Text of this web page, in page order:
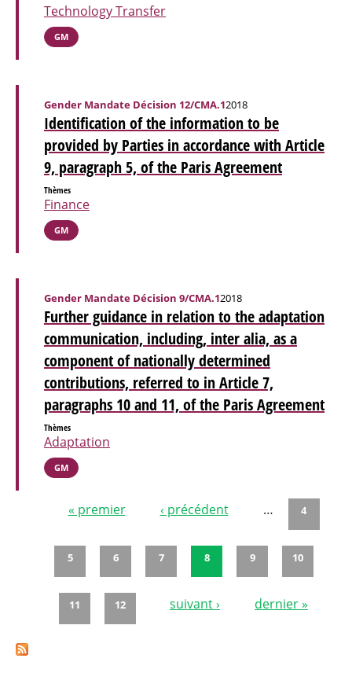
Technology Transfer
GM
Identification of the information to be
provided by Parties in accordance with Article
9, paragraph 5, of the Paris Agreement
Gender Mandate Décision 12/CMA.12018
Thèmes
Finance
GM
Further guidance in relation to the adaptation
communication, including, inter alia, as a
component of nationally determined
contributions, referred to in Article 7,
paragraphs 10 and 11, of the Paris Agreement
Gender Mandate Décision 9/CMA.12018
Thèmes
Adaptation
GM
Pages
« premier ‹ précédent … 4
5 6 7 8 9 10
11 12 suivant › dernier »